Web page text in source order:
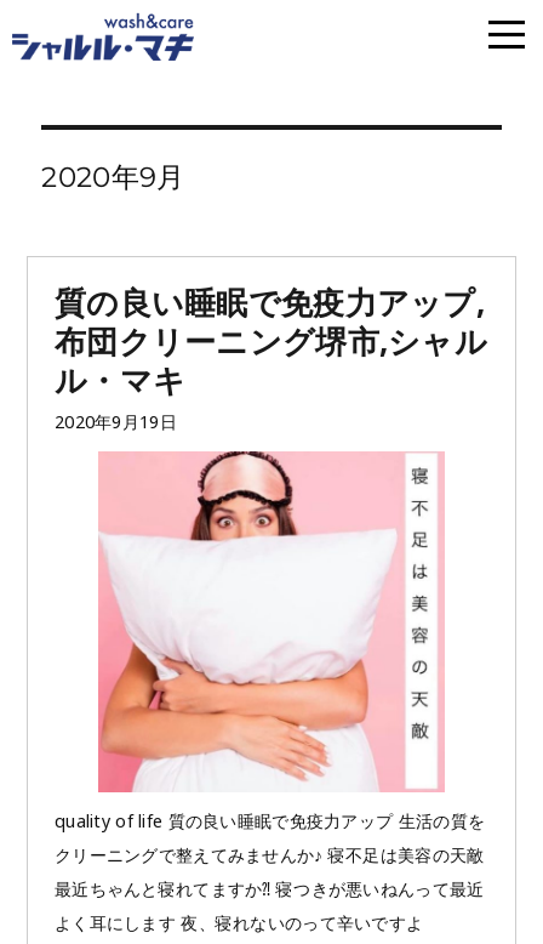
2020年9月
質の良い睡眠で免疫力アップ,
布団クリーニング堺市,シャル
ル・マキ
投
2020年9月19日
quality of life 質の良い睡眠で免疫力アップ 生活の質を
クリーニングで整えてみませんか♪ 寝不足は美容の天敵
最近ちゃんと寝れてますか⁈ 寝つきが悪いねんって最近
よく耳にします 夜、寝れないのって辛いですよ